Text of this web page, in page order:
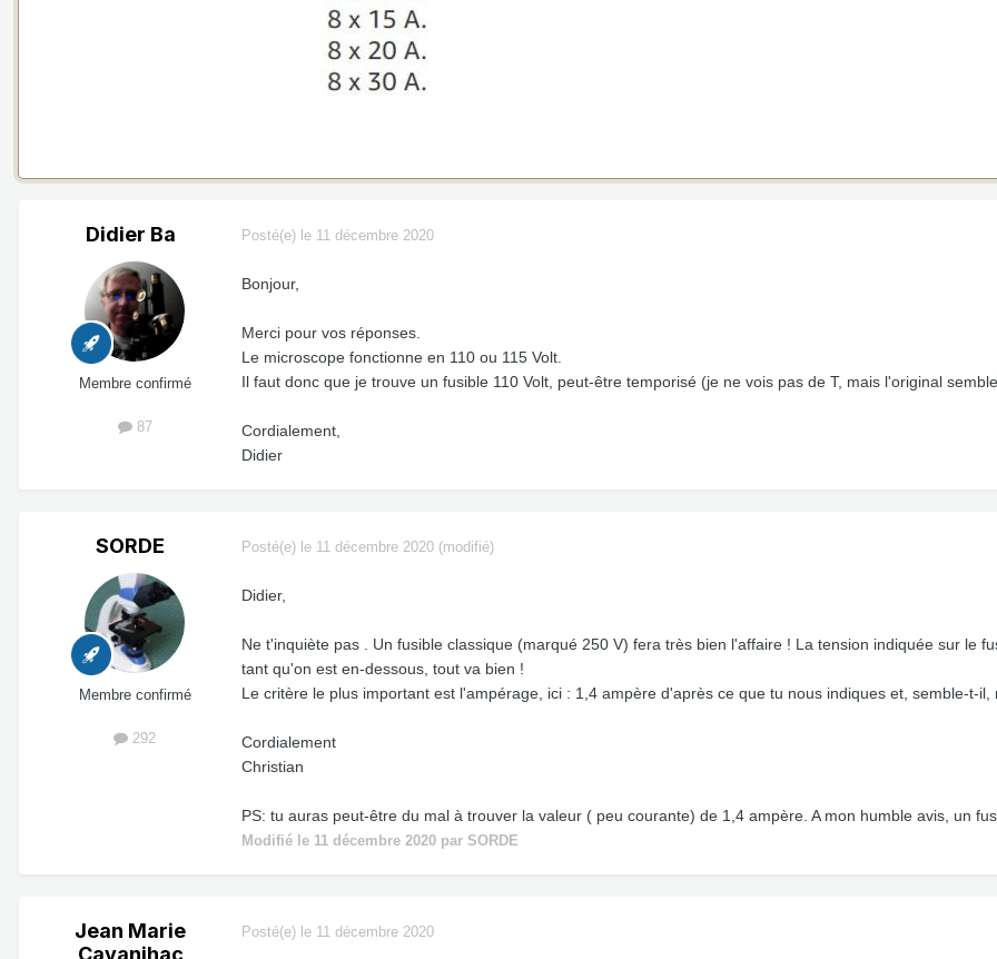
Didier Ba
Membre confirmé
87
Posté(e) le 11 décembre 2020
Bonjour,
Merci pour vos réponses.
Le microscope fonctionne en 110 ou 115 Volt.
Il faut donc que je trouve un fusible 110 Volt, peut-être temporisé (je ne vois pas de T, mais l'original
Cordialement,
Didier
SORDE
Membre confirmé
292
Posté(e) le 11 décembre 2020 (modifié)
Didier,
Ne t'inquiète pas . Un fusible classique (marqué 250 V) fera très bien l'affaire ! La tension indiquée sur le
tant qu'on est en-dessous, tout va bien !
Le critère le plus important est l'ampérage, ici : 1,4 ampère d'après ce que tu nous indiques et, semble-t-il,
Cordialement
Christian
PS: tu auras peut-être du mal à trouver la valeur ( peu courante) de 1,4 ampère. A mon humble avis, un
Modifié le 11 décembre 2020 par SORDE
Jean Marie
Cavanihac
Posté(e) le 11 décembre 2020